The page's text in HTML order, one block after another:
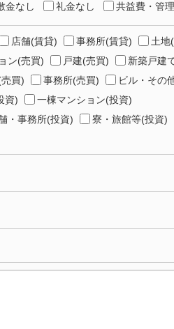
金なし 礼金なし 共益費・管
店舗(賃貸) 事務所(賃貸)
土地
ン(売買) 戸建(売買)
新築戸建
買) 事務所(売買)
ビル・その
資)
一棟マンション(投資)
・事務所(投資)
寮・旅館等(投資)